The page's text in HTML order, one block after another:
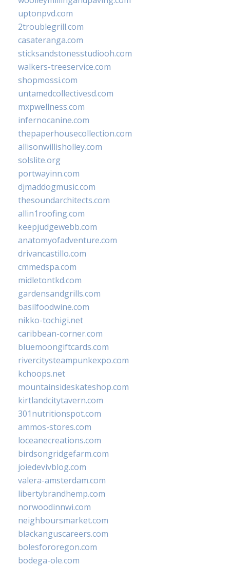
uptonpvd.com
2troublegrill.com
casateranga.com
sticksandstonesstudiooh.com
walkers-treeservice.com
shopmossi.com
untamedcollectivesd.com
mxpwellness.com
infernocanine.com
thepaperhousecollection.com
allisonwillisholley.com
solslite.org
portwayinn.com
djmaddogmusic.com
thesoundarchitects.com
allin1roofing.com
keepjudgewebb.com
anatomyofadventure.com
drivancastillo.com
cmmedspa.com
midletontkd.com
gardensandgrills.com
basilfoodwine.com
nikko-tochigi.net
caribbean-corner.com
bluemoongiftcards.com
rivercitysteampunkexpo.com
kchoops.net
mountainsideskateshop.com
kirtlandcitytavern.com
301nutritionspot.com
ammos-stores.com
loceanecreations.com
birdsongridgefarm.com
joiedevivblog.com
valera-amsterdam.com
libertybrandhemp.com
norwoodinnwi.com
neighboursmarket.com
blackanguscareers.com
bolesfororegon.com
bodega-ole.com